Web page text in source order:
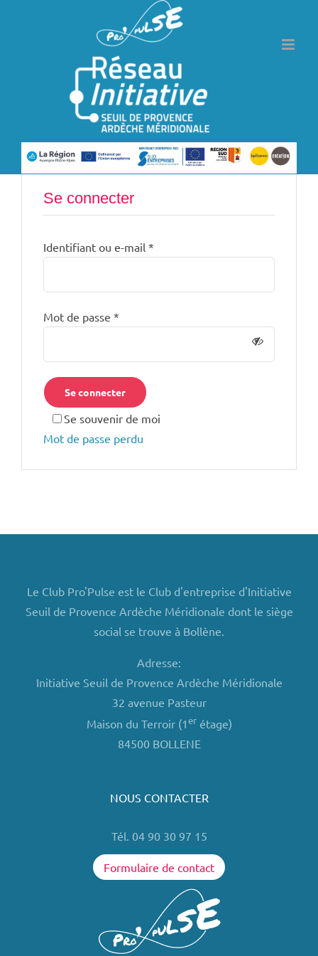
Se connecter
Identifiant ou e-mail *Obligatoire
Mot de passe *Obligatoire
Se souvenir de moi
Se connecter
Mot de passe perdu
Le Club Pro'Pulse est le Club d'entreprise d'Initiative
Seuil de Provence Ardèche Méridionale dont le siège
social se trouve à Bollène.
Adresse:
Initiative Seuil de Provence Ardèche Méridionale
32 avenue Pasteur
Maison du Terroir (1erétage)
84500 BOLLENE
NOUS CONTACTER
Tél. 04 90 30 97 15
Formulaire de contact